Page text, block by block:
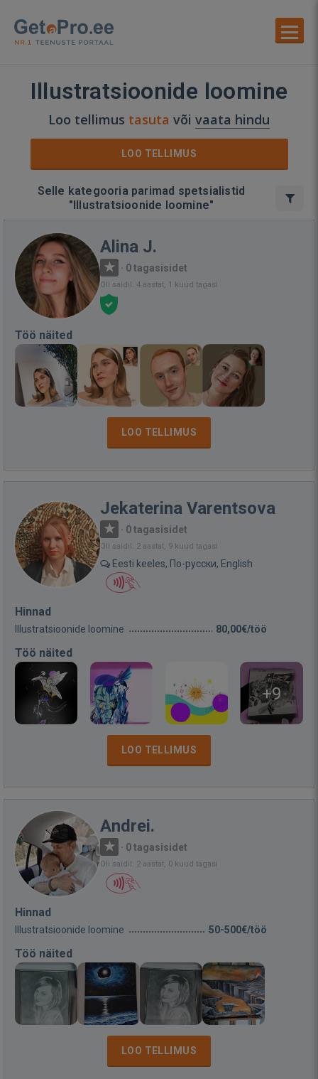
Illustratsioonide loomine
Loo tellimus tasuta või vaata hindu
LOO TELLIMUS
Selle kategooria parimad spetsialistid
"Illustratsioonide loomine"
Alina J.
· 0 tagasisidet
Oli saidil: 4 aastat, 1 kuud tagasi
Töö näited
LOO TELLIMUS
Jekaterina Varentsova
· 0 tagasisidet
Oli saidil: 2 aastat, 9 kuud tagasi
Eesti keeles, По-русски, English
Hinnad
Illustratsioonide loomine 80,00€/töö
Töö näited
+9
LOO TELLIMUS
Andrei.
· 0 tagasisidet
Oli saidil: 2 aastat, 0 kuud tagasi
Hinnad
Illustratsioonide loomine 50-500€/töö
Töö näited
LOO TELLIMUS